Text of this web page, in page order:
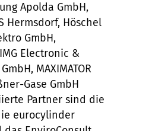
Apolda GmbH,
Hermsdorf, Höschel
GmbH,
Electronic &
MAXIMATOR
Gase GmbH
Partner sind die
eurocylinder